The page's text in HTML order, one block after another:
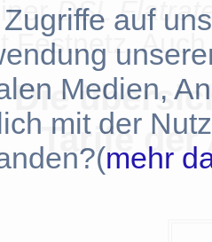
DSL
Die
Tarife
auf
Medien,
mit der
mehr